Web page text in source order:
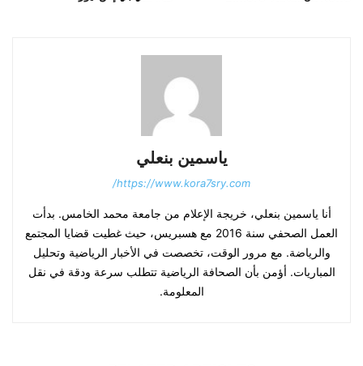
ياسمين بنعلي
https://www.kora7sry.com/
أنا ياسمين بنعلي، خريجة الإعلام من جامعة محمد الخامس. بدأت
العمل الصحفي سنة 2016 مع هسبريس، حيث غطيت قضايا المجتمع
والرياضة. مع مرور الوقت، تخصصت في الأخبار الرياضية وتحليل
المباريات. أؤمن بأن الصحافة الرياضية تتطلب سرعة ودقة في نقل
المعلومة.